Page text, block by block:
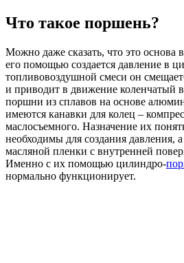
Что такое поршень?
Можно даже сказать, что это основа
его помощью создается давление в
топливовоздушной смеси он
и приводит в движение коленчатый
поршни из сплавов на основе
имеются канавки для колец –
маслосъемного. Назначение их
необходимы для создания давления,
масляной пленки с внутренней
Именно с их помощью цилиндро-
нормально функционирует.